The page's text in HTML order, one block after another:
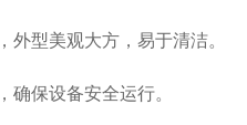
外型美观大方，易于清洁。
确保设备安全运行。